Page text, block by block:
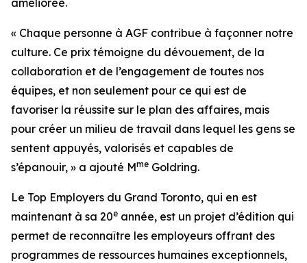
améliorée.
« Chaque personne à AGF contribue à façonner notre
culture. Ce prix témoigne du dévouement, de la
collaboration et de l’engagement de toutes nos
équipes, et non seulement pour ce qui est de
favoriser la réussite sur le plan des affaires, mais
pour créer un milieu de travail dans lequel les gens se
sentent appuyés, valorisés et capables de
s’épanouir, » a ajouté Mme Goldring.
Le Top Employers du Grand Toronto, qui en est
maintenant à sa 20e année, est un projet d’édition qui
permet de reconnaître les employeurs offrant des
programmes de ressources humaines exceptionnels,